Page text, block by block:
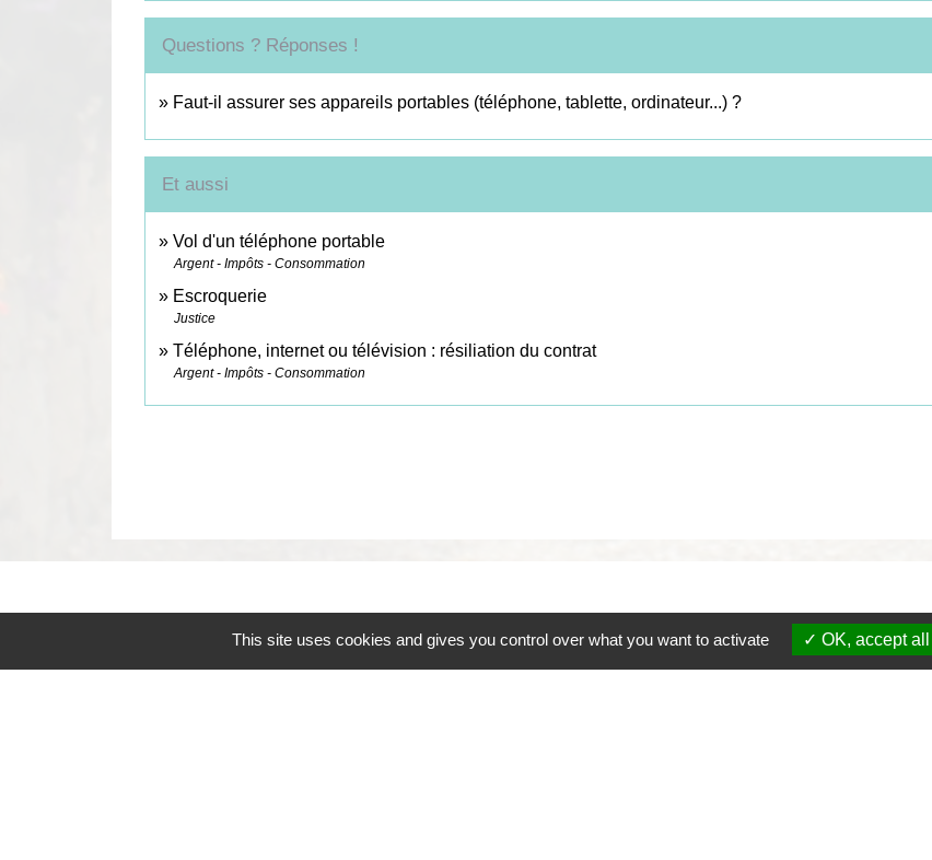
Questions ? Réponses !
Faut-il assurer ses appareils portables (téléphone, tablette, ordinateur...) ?
Et aussi
Vol d'un téléphone portable
Argent - Impôts - Consommation
Escroquerie
Justice
Téléphone, internet ou télévision : résiliation du contrat
Argent - Impôts - Consommation
ContactsThis site uses cookies and gives you control over what you want to activate OK, accept all